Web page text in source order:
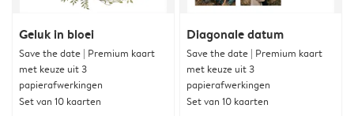
Geluk in bloei
Save the date | Premium kaart
met keuze uit 3
papierafwerkingen
Set van 10 kaarten
Diagonale datum
Save the date | Premium kaart
met keuze uit 3
papierafwerkingen
Set van 10 kaarten